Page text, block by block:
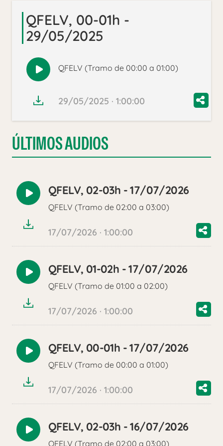
QFELV, 00-01h -
29/05/2025
Reproducir
audio
QFELV (Tramo de 00:00 a 01:00)
29/05/2025 · 1:00:00
ÚLTIMOS AUDIOS
Reproducir
audio
QFELV, 02-03h - 17/07/2026
QFELV (Tramo de 02:00 a 03:00)
17/07/2026 · 1:00:00
Reproducir
audio
QFELV, 01-02h - 17/07/2026
QFELV (Tramo de 01:00 a 02:00)
17/07/2026 · 1:00:00
Reproducir
audio
QFELV, 00-01h - 17/07/2026
QFELV (Tramo de 00:00 a 01:00)
17/07/2026 · 1:00:00
Reproducir
QFELV, 02-03h - 16/07/2026
QFELV (Tramo de 02:00 a 03:00)